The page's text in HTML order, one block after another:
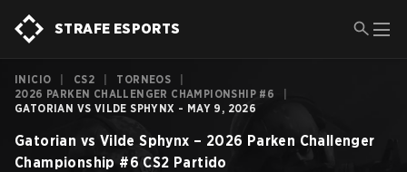
STRAFE ESPORTS
INICIO CS2 TORNEOS
2026 PARKEN CHALLENGER CHAMPIONSHIP #6
GATORIAN VS VILDE SPHYNX - MAY 9, 2026
Gatorian vs Vilde Sphynx – 2026 Parken Challenger
Championship #6 CS2 Partido